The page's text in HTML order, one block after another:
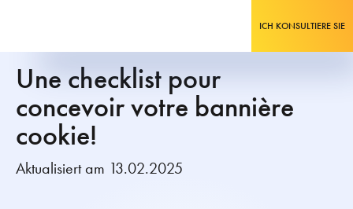
ICH KONSULTIERE SIE
Une checklist pour
concevoir votre bannière
cookie!
Aktualisiert am 13.02.2025